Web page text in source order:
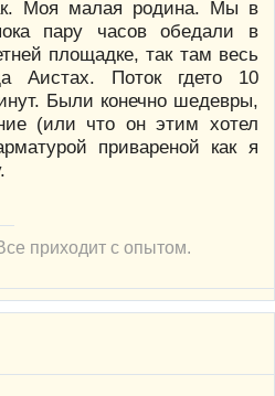
Моя малая родина. Мы в
пару часов обедали в
площадке, так там весь
Аистах. Поток гдето 10
Были конечно шедевры,
(или что он этим хотел
привареной как я
приходит с опытом.